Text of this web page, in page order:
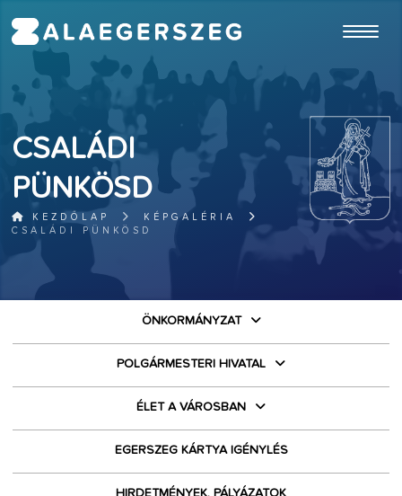
CSALÁDI
PÜNKÖSD
KEZDŐLAP
KÉPGALÉRIA
CSALÁDI PÜNKÖSD
ÖNKORMÁNYZAT
POLGÁRMESTERI HIVATAL
ÉLET A VÁROSBAN
EGERSZEG KÁRTYA IGÉNYLÉS
HIRDETMÉNYEK, PÁLYÁZATOK